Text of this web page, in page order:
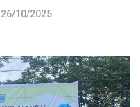
26/10/2025